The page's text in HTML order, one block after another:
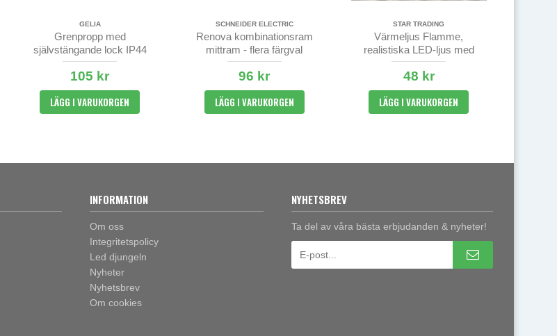
GELIA
Grenpropp med
självstängande lock IP44
105 kr
LÄGG I VARUKORGEN
SCHNEIDER ELECTRIC
Renova kombinationsram
mittram - flera färgval
96 kr
LÄGG I VARUKORGEN
STAR TRADING
Värmeljus Flamme,
realistiska LED-ljus med
timer 2-pack
48 kr
LÄGG I VARUKORGEN
INFORMATION
Om oss
Integritetspolicy
Led djungeln
Nyheter
Nyhetsbrev
Om cookies
NYHETSBREV
Ta del av våra bästa erbjudanden & nyheter!